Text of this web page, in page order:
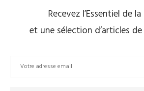
Recevez l’Essentiel de
et une sélection d’articles